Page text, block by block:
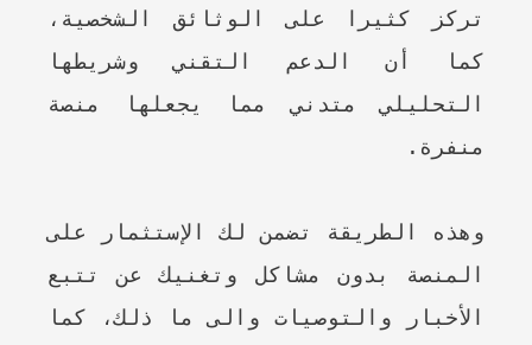
تركز كثيرا على الوثائق الشخصية،
كما أن الدعم التقني وشريطها
التحليلي متدني مما يجعلها منصة
منفرة.
وهذه الطريقة تضمن لك الإستثمار على
المنصة بدون مشاكل وتغنيك عن تتبع
الأخبار والتوصيات والى ما ذلك، كما